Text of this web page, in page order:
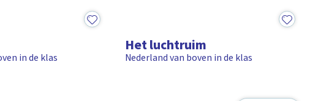
in de klas
Het luchtruim
Nederland van boven in de klas